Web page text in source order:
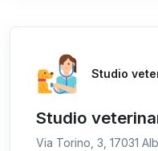
Studio
Studio
Via Torino, 3, 17031